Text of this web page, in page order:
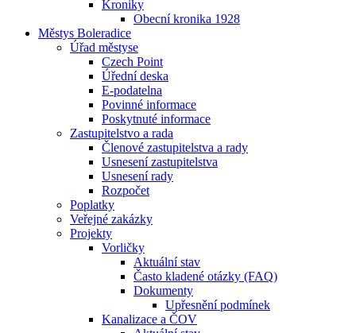
Kroniky
Obecní kronika 1928
Městys Boleradice
Úřad městyse
Czech Point
Úřední deska
E-podatelna
Povinné informace
Poskytnuté informace
Zastupitelstvo a rada
Členové zastupitelstva a rady
Usnesení zastupitelstva
Usnesení rady
Rozpočet
Poplatky
Veřejné zakázky
Projekty
Vorličky
Aktuální stav
Často kladené otázky (FAQ)
Dokumenty
Upřesnění podmínek
Kanalizace a ČOV